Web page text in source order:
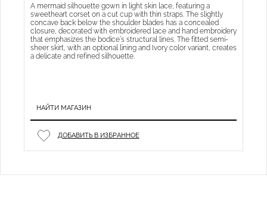
A mermaid silhouette gown in light skin lace, featuring a
sweetheart corset on a cut cup with thin straps. The slightly
concave back below the shoulder blades has a concealed
closure, decorated with embroidered lace and hand embroidery
that emphasizes the bodice’s structural lines. The fitted semi-
sheer skirt, with an optional lining and Ivory color variant, creates
a delicate and refined silhouette.
НАЙТИ МАГАЗИН
ДОБАВИТЬ В ИЗБРАННОЕ